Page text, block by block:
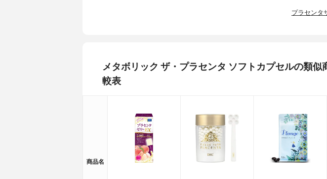
プラセンタ
メタボリック ザ・プラセンタ ソフトカプセルの類似
較表
商品名